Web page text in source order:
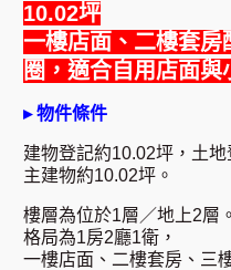
10.02坪
一樓店面、二樓套房
圈， 適合自用店面與
▸ 物件條件
建物登記約10.02坪，土地
主建物約10.02坪。
樓層為位於1層／地上2層。
格局為1房2廳1衛，
一樓店面、二樓套房、三